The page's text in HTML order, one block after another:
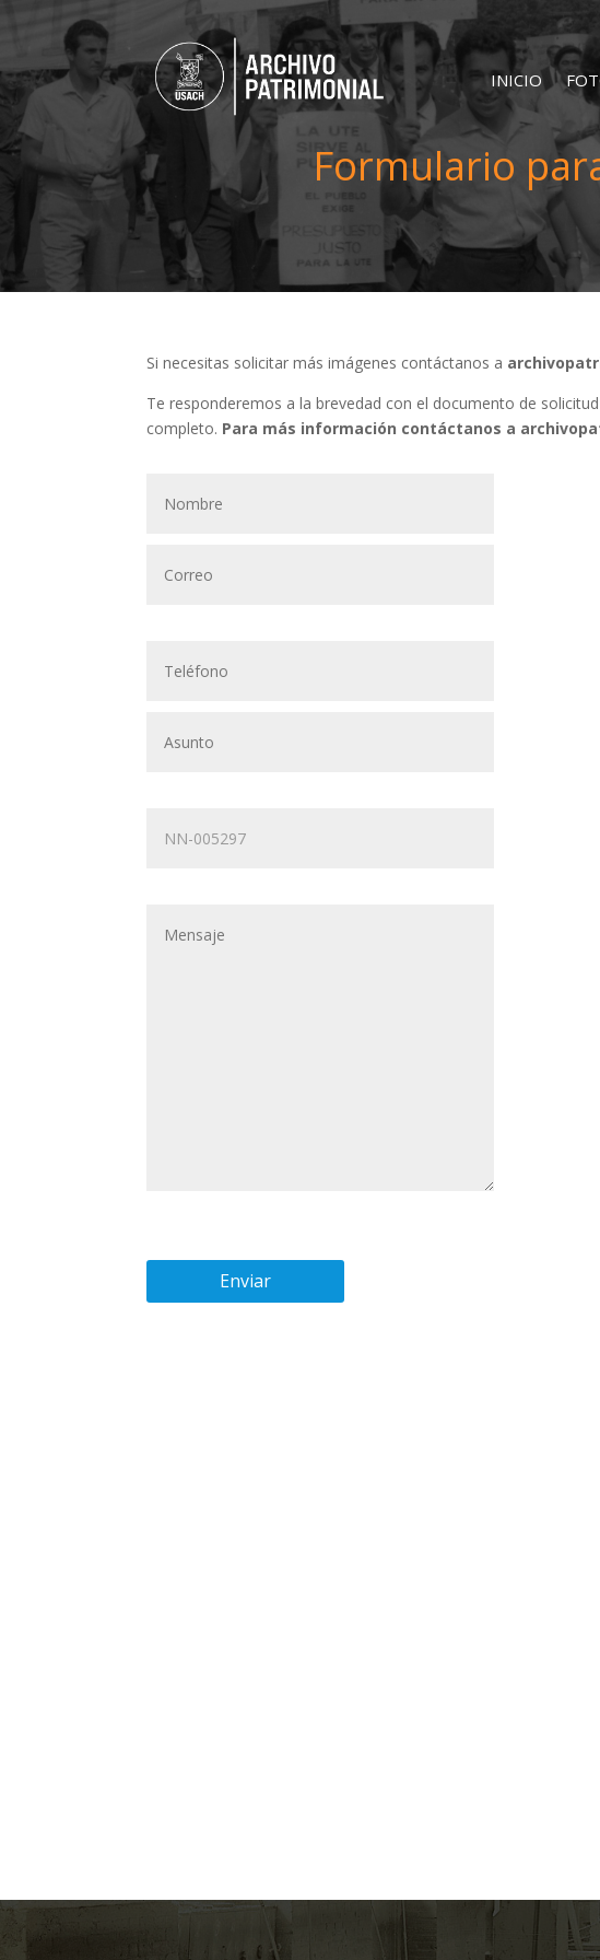
INICIO
Formulario
Si necesitas solicitar más imágenes contáctanos a
Te responderemos a la brevedad con el documento de
completo. Para más información contáctanos a